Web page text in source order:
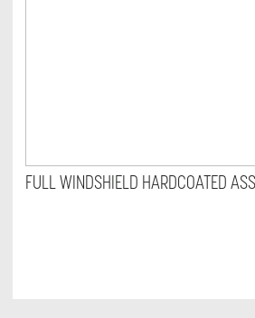
FULL WINDSHIELD HARDCOATED